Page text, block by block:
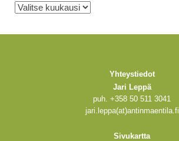
Arkistot
Yhteystiedot
Jari Leppä
puh. +358 50 511 3041
jari.leppa(at)antinmaentila.fi
Sivukartta